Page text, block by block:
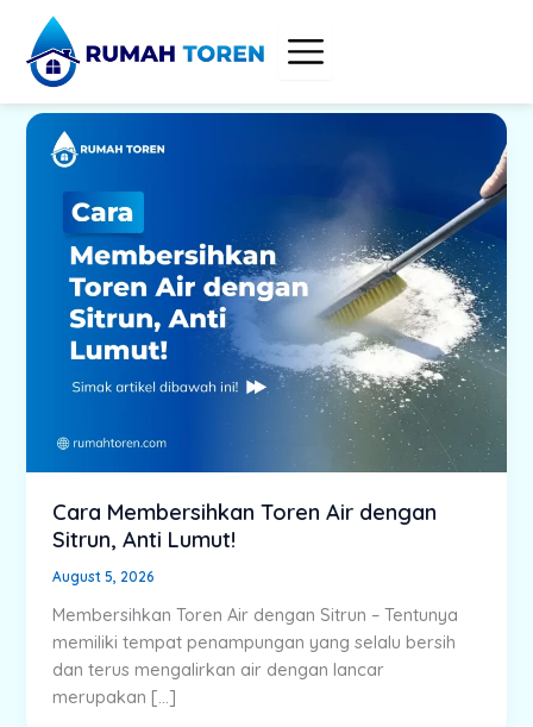
content
Cara Membersihkan Toren Air dengan
Sitrun, Anti Lumut!
August 5, 2026
Membersihkan Toren Air dengan Sitrun – Tentunya
memiliki tempat penampungan yang selalu bersih
dan terus mengalirkan air dengan lancar
merupakan […]